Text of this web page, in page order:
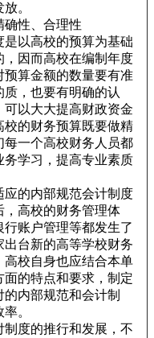
。
确性、合理性
以高校的预算为基础
因而高校在编制年度
算金额的数量要有准
，也要有明确的认
以大大提高财政资金
校的财务预算既要做精
一个高校财务人员都
学习，提高专业素质
应的内部规范会计制度
，高校的财务管理体
账户管理等都发生了
台新的高等学校财务
校自身也应结合本单
的特点和要求，制定
内部规范和会计制
。
度的推行和发展，不